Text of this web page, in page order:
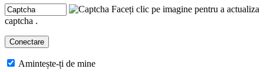
Faceți clic pe imagine pentru a actualiza
captcha .
Amintește-ți de mine